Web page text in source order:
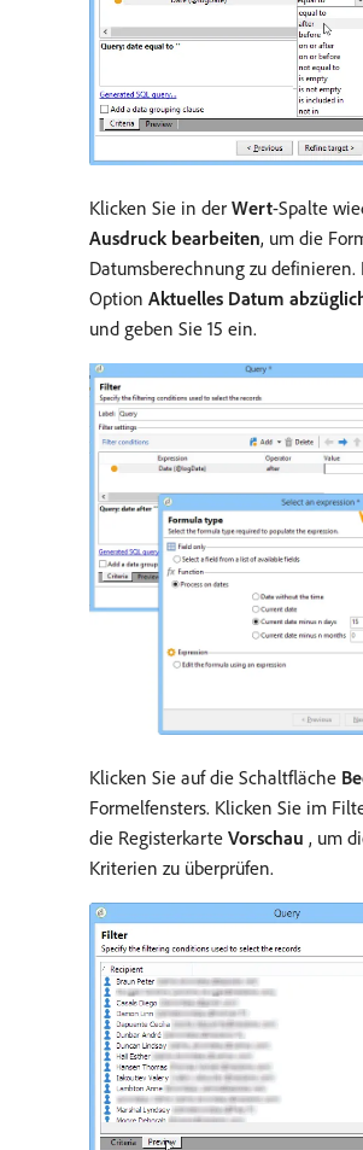
Klicken Sie in der Wert-Spalte
Ausdruck bearbeiten, um die
Datumsberechnung zu definieren.
Option Aktuelles Datum
und geben Sie 15 ein.
Klicken Sie auf die Schaltfläche
Formelfensters. Klicken Sie im
die Registerkarte Vorschau , um
Kriterien zu überprüfen.